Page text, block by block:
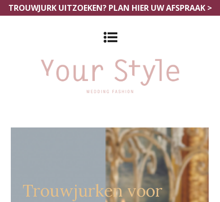
TROUWJURK UITZOEKEN? PLAN HIER UW AFSPRAAK >
Grote Maten Trouwjurken Zuid
Trouwjurken voor